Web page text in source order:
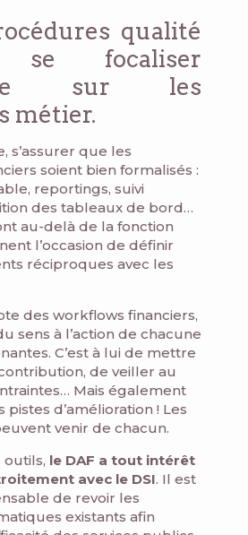
qualité
se focaliser
sur les
métier.
s’assurer que les
soient bien formalisés :
reportings, suivi
des tableaux de bord…
au-delà de la fonction
l’occasion de définir
réciproques avec les
des workflows financiers,
sens à l’action de chacune
C’est à lui de mettre
de veiller au
Mais également
d’amélioration ! Les
venir de chacun.
outils, le DAF a tout intérêt
avec le DSI. Il est
de revoir les
existants afin